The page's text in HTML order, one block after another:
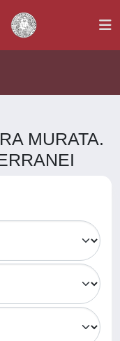
MURATA.